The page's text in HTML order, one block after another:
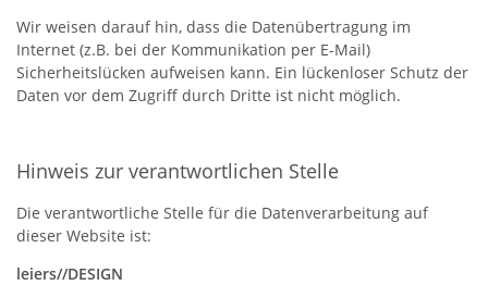
Wir weisen darauf hin, dass die Datenübertragung im
Internet (z.B. bei der Kommunikation per E-Mail)
Sicherheitslücken aufweisen kann. Ein lückenloser Schutz der
Daten vor dem Zugriff durch Dritte ist nicht möglich.
Hinweis zur verantwortlichen Stelle
Die verantwortliche Stelle für die Datenverarbeitung auf
dieser Website ist:
leiers//DESIGN